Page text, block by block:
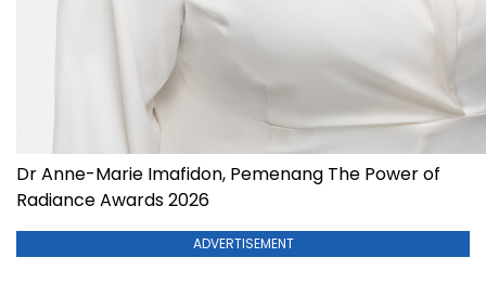
Dr Anne-Marie Imafidon, Pemenang The Power of
Radiance Awards 2026
ADVERTISEMENT